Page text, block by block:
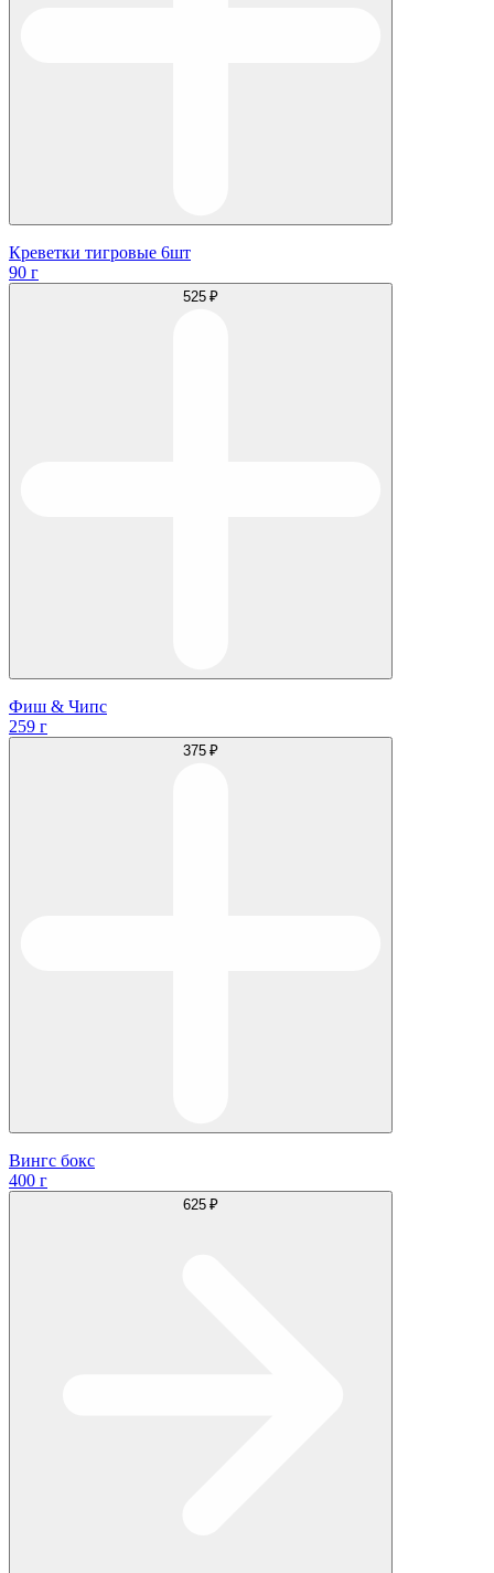
Креветки тигровые 6шт
90 г
525 ₽
Фиш & Чипс
259 г
375 ₽
Вингс бокс
400 г
625 ₽